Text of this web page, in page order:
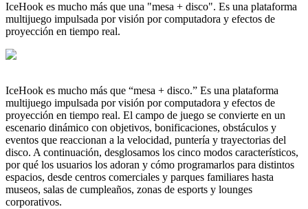
IceHook es mucho más que una "mesa + disco". Es una plataforma
multijuego impulsada por visión por computadora y efectos de
proyección en tiempo real.
IceHook es mucho más que “mesa + disco.” Es una plataforma
multijuego impulsada por visión por computadora y efectos de
proyección en tiempo real. El campo de juego se convierte en un
escenario dinámico con objetivos, bonificaciones, obstáculos y
eventos que reaccionan a la velocidad, puntería y trayectorias del
disco. A continuación, desglosamos los cinco modos característicos,
por qué los usuarios los adoran y cómo programarlos para distintos
espacios, desde centros comerciales y parques familiares hasta
museos, salas de cumpleaños, zonas de esports y lounges
corporativos.